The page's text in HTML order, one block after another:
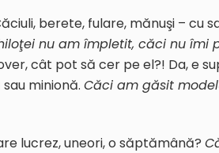
berete, fulare, mănuşi – cu
nu am împletit, căci nu îmi
cât pot să cer pe el?! Da, e
minionă. Căci am găsit
lucrez, uneori, o săptămână?